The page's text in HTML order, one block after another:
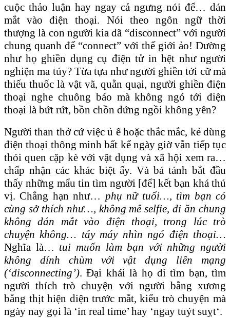
cuộc thảo luận hay ngay cả ngưng nói để… dán
mắt vào điện thoại. Nói theo ngôn ngữ thời
thượng là con người kia đã “disconnect” với người
chung quanh để “connect” với thế giới ảo! Dường
như họ ghiền dụng cụ điện tử in hệt như người
nghiện ma túy? Từa tựa như người ghiền tới cữ mà
thiếu thuốc là vật vã, quằn quại, người ghiền điện
thoại nghe chuông báo mà không ngó tới điện
thoại là bứt rứt, bồn chồn đứng ngồi không yên?
Người than thở cứ việc ủ ê hoặc thắc mắc, kẻ dùng
điện thoại thông minh bất kể ngày giờ vẫn tiếp tục
thói quen cặp kè với vật dụng và xã hội xem ra…
chấp nhận các khác biệt ấy. Và bá tánh bắt đầu
thấy những mẩu tin tìm người [để] kết bạn khá thú
vị. Chẳng hạn như… phụ nữ tuổi…, tìm bạn có
cùng sở thích như…, không mê selfie, đi ăn chung
không dán mắt vào điện thoại, trong lúc trò
chuyện không… táy máy nhìn ngó điện thoại…
Nghĩa là… tui muốn làm bạn với những người
không dính chùm với vật dụng liên mạng
(‘disconnecting’). Đại khái là họ đi tìm bạn, tìm
người thích trò chuyện với người bằng xương
bằng thịt hiện diện trước mắt, kiểu trò chuyện mà
ngày nay gọi là ‘in real time’ hay ‘ngay tuýt suỵt‘.